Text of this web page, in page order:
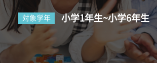
対象学年 小学1年生~小学6年生